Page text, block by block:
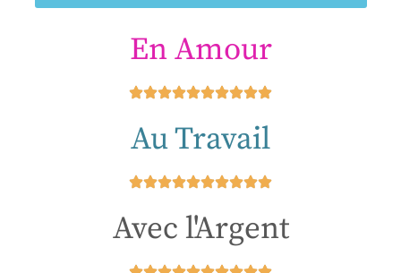
En Amour
Au Travail
Avec l'Argent